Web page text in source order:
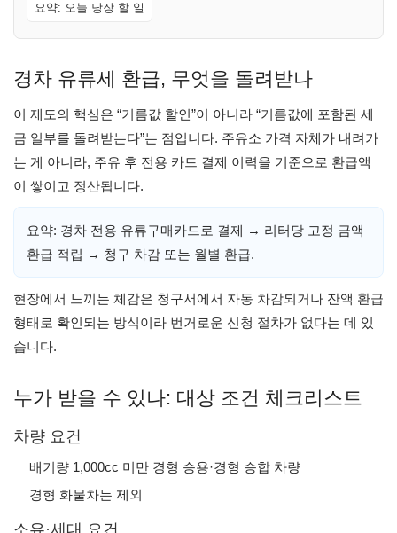
요약: 오늘 당장 할 일
경차 유류세 환급, 무엇을 돌려받나
이 제도의 핵심은 “기름값 할인”이 아니라 “기름값에 포함된 세
금 일부를 돌려받는다”는 점입니다. 주유소 가격 자체가 내려가
는 게 아니라, 주유 후 전용 카드 결제 이력을 기준으로 환급액
이 쌓이고 정산됩니다.
요약: 경차 전용 유류구매카드로 결제 → 리터당 고정 금액
환급 적립 → 청구 차감 또는 월별 환급.
현장에서 느끼는 체감은 청구서에서 자동 차감되거나 잔액 환급
형태로 확인되는 방식이라 번거로운 신청 절차가 없다는 데 있
습니다.
누가 받을 수 있나: 대상 조건 체크리스트
차량 요건
배기량 1,000cc 미만 경형 승용·경형 승합 차량
경형 화물차는 제외